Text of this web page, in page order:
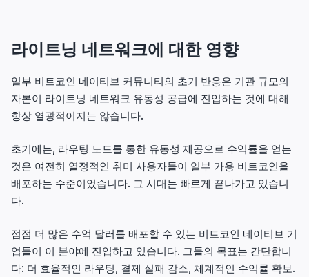
라이트닝 네트워크에 대한 영향
일부 비트코인 네이티브 커뮤니티의 초기 반응은 기관 규모의
자본이 라이트닝 네트워크 유동성 공급에 진입하는 것에 대해
항상 열광적이지는 않습니다.
초기에는, 라우팅 노드를 통한 유동성 제공으로 수익률을 얻는
것은 여전히 열정적인 취미 사용자들이 일부 가용 비트코인을
배포하는 수준이었습니다. 그 시대는 빠르게 끝나가고 있습니
다.
점점 더 많은 수억 달러를 배포할 수 있는 비트코인 네이티브 기
업들이 이 분야에 진입하고 있습니다. 그들의 목표는 간단합니
다: 더 효율적인 라우팅, 결제 실패 감소, 체계적인 수익률 확보.